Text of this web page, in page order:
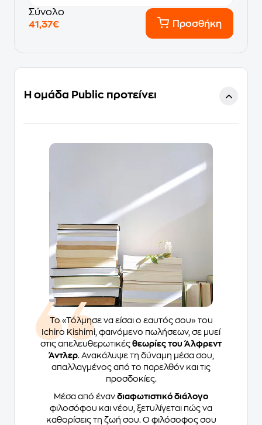
Σύνολο
41,37€
Προσθήκη
Η ομάδα Public προτείνει
Το «Τόλμησε να είσαι ο εαυτός σου» του
Ichiro Kishimi, φαινόμενο πωλήσεων, σε μυεί
στις απελευθερωτικές θεωρίες του Άλφρεντ
Άντλερ. Ανακάλυψε τη δύναμη μέσα σου,
απαλλαγμένος από το παρελθόν και τις
προσδοκίες.
Μέσα από έναν διαφωτιστικό διάλογο
φιλοσόφου και νέου, ξετυλίγεται πώς να
καθορίσεις τη ζωή σου. Ο φιλόσοφος σου